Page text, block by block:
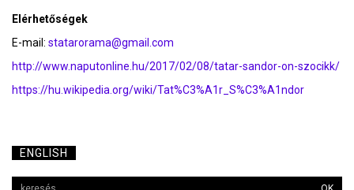
Elérhetőségek
E-mail: statarorama@gmail.com
http://www.naputonline.hu/2017/02/08/tatar-sandor-on-szocikk/
https://hu.wikipedia.org/wiki/Tat%C3%A1r_S%C3%A1ndor
ENGLISH